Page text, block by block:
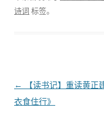
诗词 标签。
文
章
←
【读书记】重读黄正
衣食住行》